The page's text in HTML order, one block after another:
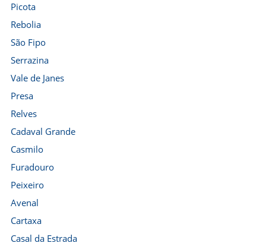
Picota
Rebolia
São Fipo
Serrazina
Vale de Janes
Presa
Relves
Cadaval Grande
Casmilo
Furadouro
Peixeiro
Avenal
Cartaxa
Casal da Estrada